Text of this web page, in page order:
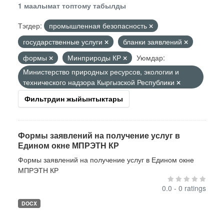
1 маалымат топтому табылды
Тэгдер:
промышленная безопасность
государственные услуги
бланки заявлений
формы
Минприроды КР
Уюмдар:
Министерство природных ресурсов, экологии и
технического надзора Кыргызской Республики
Фильтрдин жыйынтыктары
Формы заявлений на получение услуг в
Едином окне МПРЭТН КР
Формы заявлений на получение услуг в Едином окне
МПРЭТН КР
0.0 - 0 ratings
DOCX